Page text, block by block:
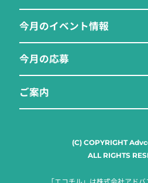
今月のイベント情報
今月の応募
ご案内
(C) COPYRIGHT
ALL RIGHTS